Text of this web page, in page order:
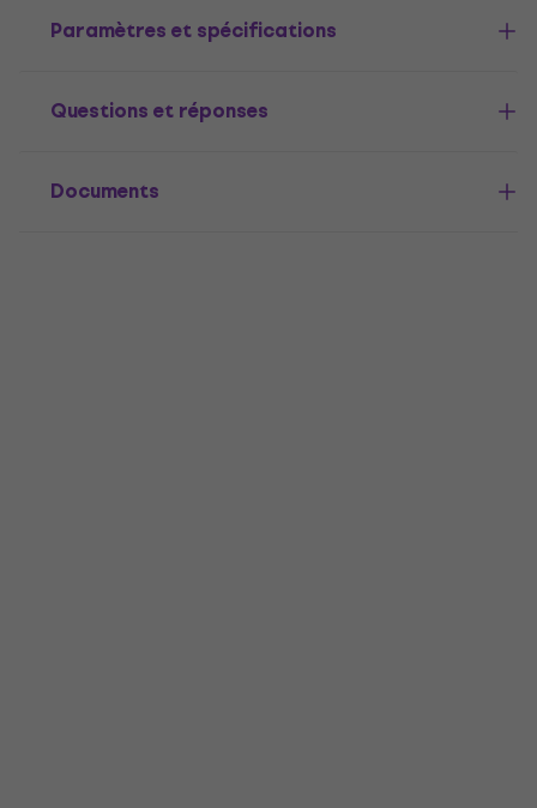
Paramètres et spécifications
Questions et réponses
Documents